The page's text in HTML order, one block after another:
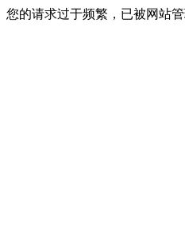
您的请求过于频繁，已被网站